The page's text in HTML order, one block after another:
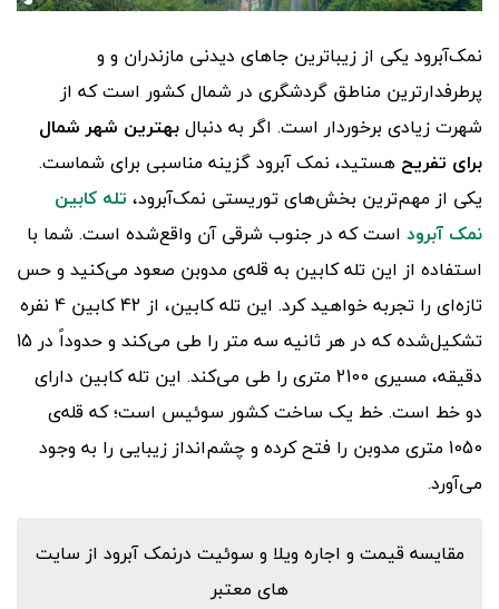
نمک‌آبرود یکی از زیباترین جاهای دیدنی مازندران و و
پرطرفدارترین مناطق گردشگری در شمال کشور است که از
شهرت زیادی برخوردار است. اگر به دنبالبهترین شهر شمال
برای تفریح هستید، نمک آبرود گزینه مناسبی برای شماست.
یکی از مهم‌ترین بخش‌های توریستی نمک‌آبرود، تله کابین
نمک آبرود است که در جنوب شرقی آن واقع‌شده است. شما با
استفاده از این تله کابین به قله‌ی مدوبن صعود می‌کنید و حس
تازه‌ای را تجربه خواهید کرد. این تله کابین، از 42 کابین 4 نفره
تشکیل‌شده که در هر ثانیه سه متر را طی می‌کند و حدوداً در 15
دقیقه، مسیری 2100 متری را طی می‌کند. این تله کابین دارای
دو خط است. خط یک ساخت کشور سوئیس است؛ که قله‌ی
1050 متری مدوبن را فتح کرده و چشم‌انداز زیبایی را به وجود
می‌آورد.
مقایسه قیمت و اجاره ویلا و سوئیت درنمک آبرود از سایت
های معتبر